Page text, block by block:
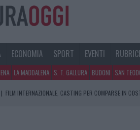
ECONOMIA SPORT EVENTI
LA MADDALENA S. T. GALLURA BUDONI SAN
| FILM INTERNAZIONALE, CASTING PER COMPARSE IN
| PORTO ROTONDO OSPITA LA GRANDE SFIDA DELLA VELA